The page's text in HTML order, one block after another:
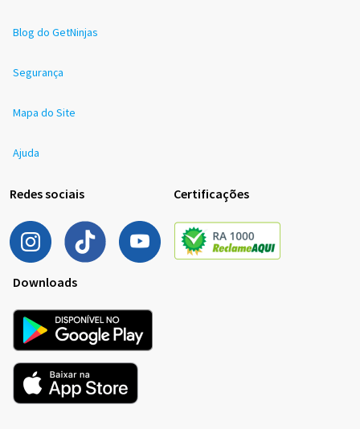
Blog do GetNinjas
Segurança
Mapa do Site
Ajuda
Redes sociais Certificações
Downloads